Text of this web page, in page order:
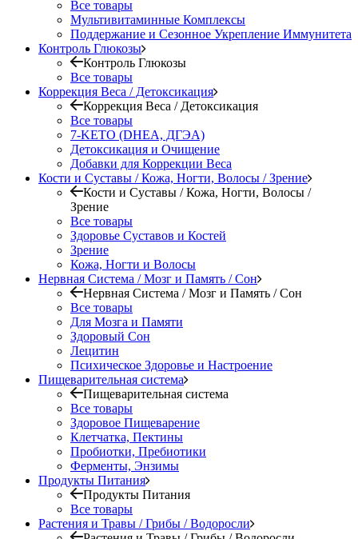
Все товары
Мультивитаминные Комплексы
Поддержание и Сезонное Укрепление Иммунитета
Контроль Глюкозы
Контроль Глюкозы
Все товары
Коррекция Веса / Детоксикация
Коррекция Веса / Детоксикация
Все товары
7-KETO (DHEA, ДГЭА)
Детоксикация и Очищение
Добавки для Коррекции Веса
Кости и Суставы / Кожа, Ногти, Волосы / Зрение
Кости и Суставы / Кожа, Ногти, Волосы /
Зрение
Все товары
Здоровье Суставов и Костей
Зрение
Кожа, Ногти и Волосы
Нервная Система / Мозг и Память / Сон
Нервная Система / Мозг и Память / Сон
Все товары
Для Мозга и Памяти
Здоровый Сон
Лецитин
Психическое Здоровье и Настроение
Пищеварительная система
Пищеварительная система
Все товары
Здоровое Пищеварение
Клетчатка, Пектины
Пробиотки, Пребиотики
Ферменты, Энзимы
Продукты Питания
Продукты Питания
Все товары
Растения и Травы / Грибы / Водоросли